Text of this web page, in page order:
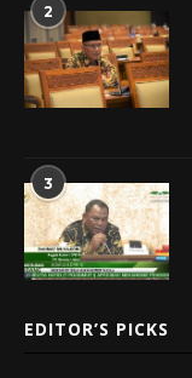
2
3
EDITOR’S PICKS